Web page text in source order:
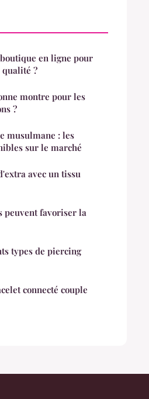
en ligne pour
qualité ?
montre pour les
?
musulmane : les
sur le marché
avec un tissu
peuvent favoriser la
types de piercing
connecté couple